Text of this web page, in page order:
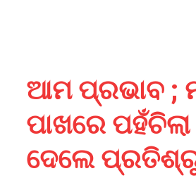
ଆମ ପ୍ରଭାବ ;
ପାଖରେ
ଦେଲେ